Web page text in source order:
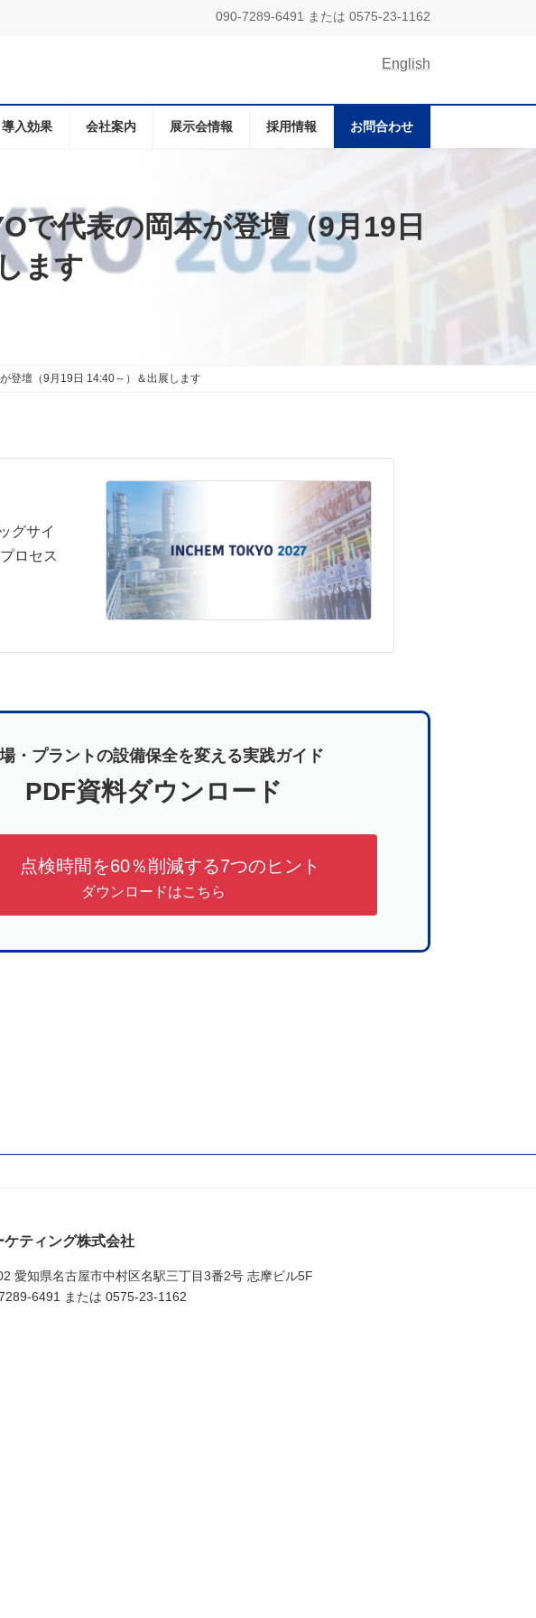
090-7289-6491 または 0575-23-1162
English
導入効果 会社案内 展示会情報 採用情報 お問合わせ
で代表の岡本が登壇（9月19日
ます
登壇（9月19日 14:40～）＆出展します
グサイ
ロセス
・プラントの設備保全を変える実践ガイド
PDF資料ダウンロード
点検時間を60％削減する7つのヒント
ダウンロードはこちら
ケティング株式会社
愛知県名古屋市中村区名駅三丁目3番2号 志摩ビル5F
6491 または 0575-23-1162